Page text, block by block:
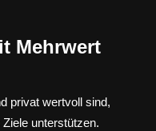
Mehrwert
privat wertvoll sind,
unterstützen.